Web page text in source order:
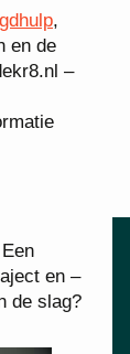
,
en de
–
en –
de slag?